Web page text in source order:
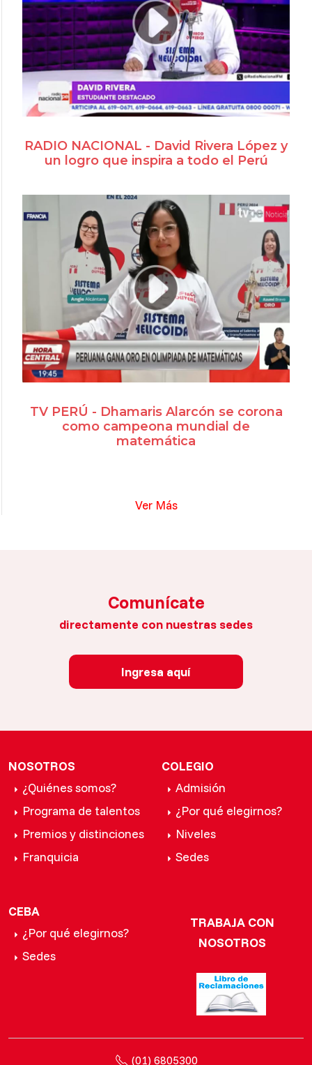
RADIO NACIONAL - David Rivera López y
un logro que inspira a todo el Perú
TV PERÚ - Dhamaris Alarcón se corona
como campeona mundial de
matemática
Ver Más
Comunícate
directamente con nuestras sedes
Ingresa aquí
NOSOTROS
¿Quiénes somos?
Programa de talentos
Premios y distinciones
Franquicia
COLEGIO
Admisión
¿Por qué elegirnos?
Niveles
Sedes
CEBA
¿Por qué elegirnos?
Sedes
TRABAJA CON
NOSOTROS
(01) 6805300